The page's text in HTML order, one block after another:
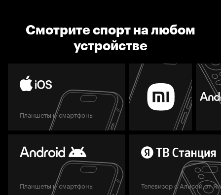
Смотрите спорт на любом
устройстве
Планшеты и смартфоны
Планшеты и смартфоны Телевизор с Алисой от